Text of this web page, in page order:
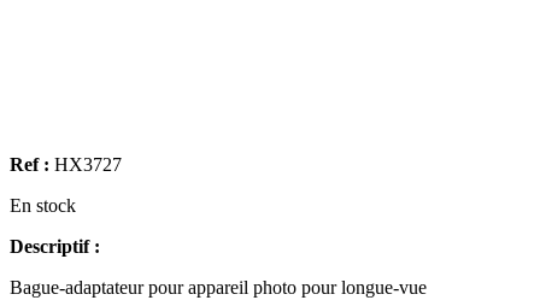
Ref : HX3727
En stock
Descriptif :
Bague-adaptateur pour appareil photo pour longue-vue